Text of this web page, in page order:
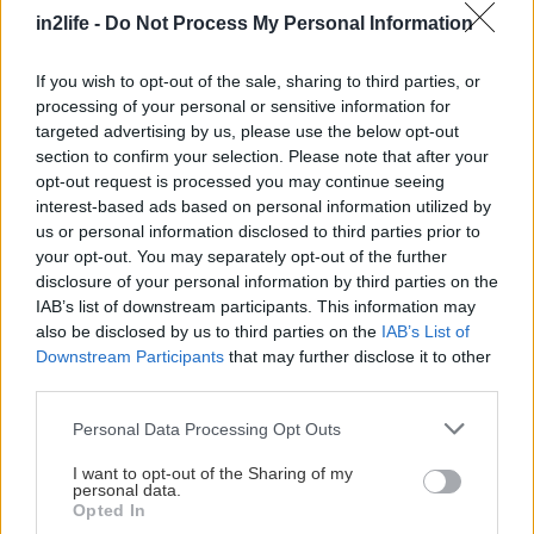
in2life - Do Not Process My Personal Information
If you wish to opt-out of the sale, sharing to third parties, or
processing of your personal or sensitive information for
targeted advertising by us, please use the below opt-out
section to confirm your selection. Please note that after your
opt-out request is processed you may continue seeing
interest-based ads based on personal information utilized by
us or personal information disclosed to third parties prior to
your opt-out. You may separately opt-out of the further
disclosure of your personal information by third parties on the
IAB’s list of downstream participants. This information may
also be disclosed by us to third parties on the IAB’s List of
Downstream Participants that may further disclose it to other
Please note that this website/app uses one or more Google
not limited to your visit or usage behaviour. You may click to
grant or deny consent to Google and its third-party tags to
use your data for below specified purposes in below Google
Personal Data Processing Opt Outs
I want to opt-out of the Sharing of my
personal data.
Opted In
Αυτό που τον κάνει μοναδικό είναι η
προσποιείται και δεν παίζει ρόλους. Αν σε
επιλέξει, το κάνει συνειδητά — όχι από ανάγκη,
αλλά από ελεύθερη απόφαση. Είναι ο σύντροφος
που σου επιτρέπει να είσαι εσύ, ενώ παραμένει
απόλυτα ο εαυτός του.
Η Υδροχόος ως Γυναίκα
Η γυναίκα Υδροχόος είναι ανεξάρτητη, αυθεντική
και βαθιά πνευματική. Δεν ακολουθεί νόρμες ούτε
προσπαθεί να χωρέσει σε ρόλους που δεν της
προσωπικότητα και μια φυσική ανάγκη να
εκφράζεται ελεύθερα. Την ελκύει το διαφορετικό,